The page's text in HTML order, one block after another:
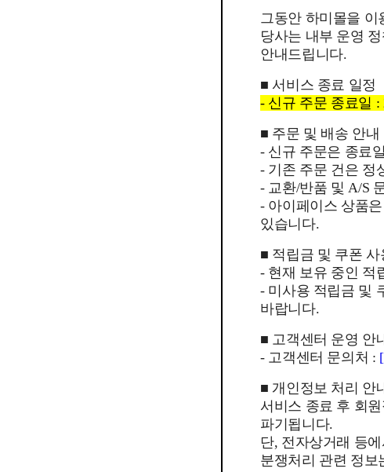
그동안 하미몰을
당사는 내부 운영
안내드립니다.
■ 서비스 종료 일정
- 신규 주문 종료일 :
■ 주문 및 배송 안내
- 신규 주문은 종료
- 기존 주문 건은 정
- 교환/반품 및 A/S
- 아이페이스 상품
있습니다.
■ 적립금 및 쿠폰 사
- 현재 보유 중인 적
- 미사용 적립금 및
바랍니다.
■ 고객센터 운영 안
- 고객센터 문의처 :
■ 개인정보 처리 안
서비스 종료 후 회
파기됩니다.
단, 전자상거래 등
분쟁처리 관련 정보